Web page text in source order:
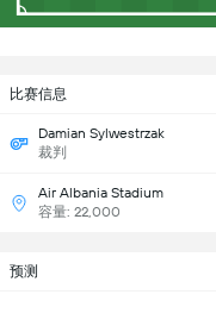
比赛信息
Damian Sylwestrzak
裁判
Air Albania Stadium
容量: 22,000
预测